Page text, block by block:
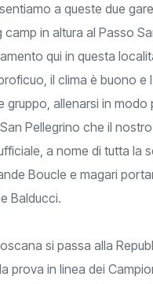
a queste due
camp in altura al Passo
qui in questa
il clima è buono e
gruppo, allenarsi in
Pellegrino che il
a nome di tutta la
Boucle e magari
Balducci.
si passa alla
prova in linea dei